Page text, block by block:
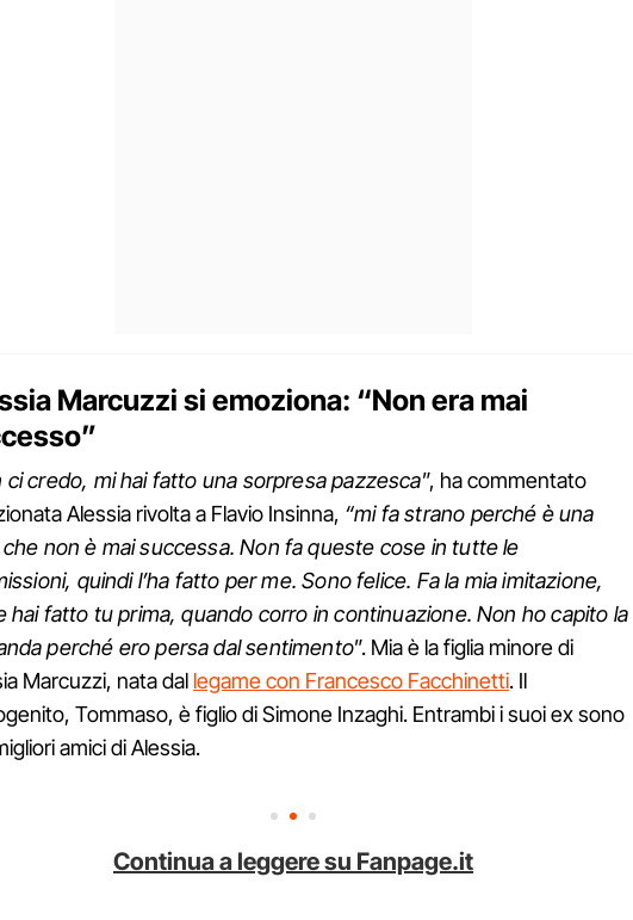
Marcuzzi si emoziona: “Non era mai
ci credo, mi hai fatto una sorpresa pazzesca”, ha commentato
Alessia rivolta a Flavio Insinna, “mi fa strano perché è una
non è mai successa. Non fa queste cose in tutte le
quindi l’ha fatto per me. Sono felice. Fa la mia imitazione,
hai fatto tu prima, quando corro in continuazione. Non ho capito la
perché ero persa dal sentimento”. Mia è la figlia minore di
Marcuzzi, nata dal legame con Francesco Facchinetti. Il
Tommaso, è figlio di Simone Inzaghi. Entrambi i suoi ex sono
amici di Alessia.
Continua a leggere su Fanpage.it